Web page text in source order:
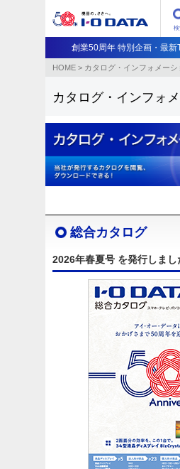
検
創業50周年 特別企画・最新
HOME > カタログ・インフォメーシ
カタログ・インフォ
総合カタログ
2026年春夏号 を発行しまし